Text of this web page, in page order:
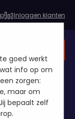
Inloggen klanten
goed werkt
info op om
zorgen:
maar om
bepaalt zelf